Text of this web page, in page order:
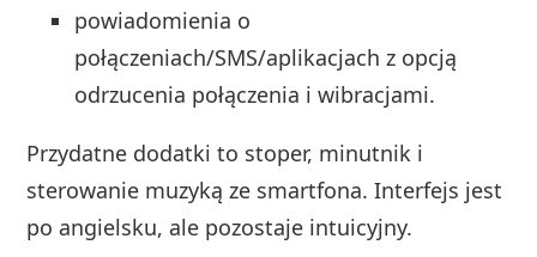
powiadomienia o
połączeniach/SMS/aplikacjach z opcją
odrzucenia połączenia i wibracjami.
Przydatne dodatki to stoper, minutnik i
sterowanie muzyką ze smartfona. Interfejs jest
po angielsku, ale pozostaje intuicyjny.